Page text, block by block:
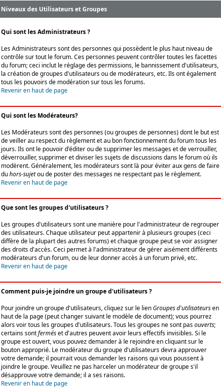
Niveaux des Utilisateurs et Groupes
Qui sont les Administrateurs ?
Les Administrateurs sont des personnes qui possèdent le plus haut niveau de
contrôle sur tout le forum. Ces personnes peuvent contrôler toutes les facettes
du forum; ceci inclut le réglage des permissions, le bannissement d'utilisateurs,
la création de groupes d'utilisateurs ou de modérateurs, etc. Ils ont également
tous les pouvoirs de modération sur tous les forums.
Revenir en haut de page
Qui sont les Modérateurs?
Les Modérateurs sont des personnes (ou groupes de personnes) dont le but est
de veiller au respect du règlement et au bon fonctionnement du forum tous les
jours. Ils ont le pouvoir d'éditer ou de supprimer les messages et de verrouiller,
déverrouiller, supprimer et diviser les sujets de discussions dans le forum où ils
modèrent. Généralement, les modérateurs sont là pour éviter aux gens de faire
duhors-sujetou de poster des messages ne respectant pas le règlement.
Revenir en haut de page
Que sont les groupes d'utilisateurs ?
Les groupes d'utilisateurs sont une manière pour l'administrateur de regrouper
des utilisateurs. Chaque utilisateur peut appartenir à plusieurs groupes (ceci
diffère de la plupart des autres forums) et chaque groupe peut se voir assigner
des droits d'accès. Ceci permet à l'administrateur de gérer aisément différents
modérateurs d'un forum, ou de leur donner accès à un forum privé, etc.
Revenir en haut de page
Comment puis-je joindre un groupe d'utilisateurs ?
Pour joindre un groupe d'utilisateurs, cliquez sur le lienGroupes d'utilisateursen
haut de la page (peut changer suivant le modèle de document); vous pourrez
alors voir tous les groupes d'utilisateurs. Tous les groupes ne sont pasouverts;
certains sontferméset d'autres peuvent avoir leurs effectifs invisibles. Si le
groupe est ouvert, vous pouvez demander à le rejoindre en cliquant sur le
bouton approprié. Le modérateur du groupe d'utilisateurs devra approuver
votre demande; il pourrait vous demander les raisons qui vous poussent à
joindre le groupe. Veuillez ne pas harceler un modérateur de groupe s'il
désapprouve votre demande; il a ses raisons.
Revenir en haut de page